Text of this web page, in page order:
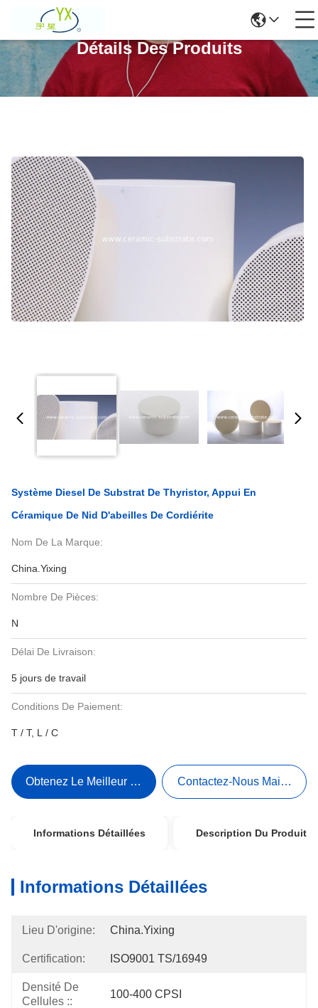
Détails Des Produits
Système Diesel De Substrat De Thyristor, Appui En
Céramique De Nid D'abeilles De Cordiérite
Nom De La Marque:
China.Yixing
Nombre De Pièces:
N
Délai De Livraison:
5 jours de travail
Conditions De Paiement:
T / T, L / C
Obtenez Le Meilleur Prix Contactez-Nous Maintenant
Informations Détaillées Description Du Produit
Informations Détaillées
Lieu D'origine: China.Yixing
Certification: ISO9001 TS/16949
Densité De
Cellules ::
100-400 CPSI